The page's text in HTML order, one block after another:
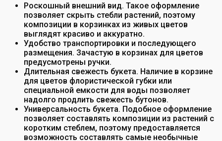
Роскошный внешний вид. Такое оформление
позволяет скрыть стебли растений, поэтому
композиции в корзинках из живых цветов
выглядят красиво и аккуратно.
Удобство транспортировки и последующего
размещения. Зачастую в корзинах для цветов
предусмотрены ручки.
Длительная свежесть букета. Наличие в корзине
для цветов флористической губки или
специальной емкости для воды позволяет
надолго продлить свежесть бутонов.
Универсальность букета. Подобное оформление
позволяет составлять композиции из растений с
коротким стеблем, поэтому предоставляется
возможность составлять самые необычные